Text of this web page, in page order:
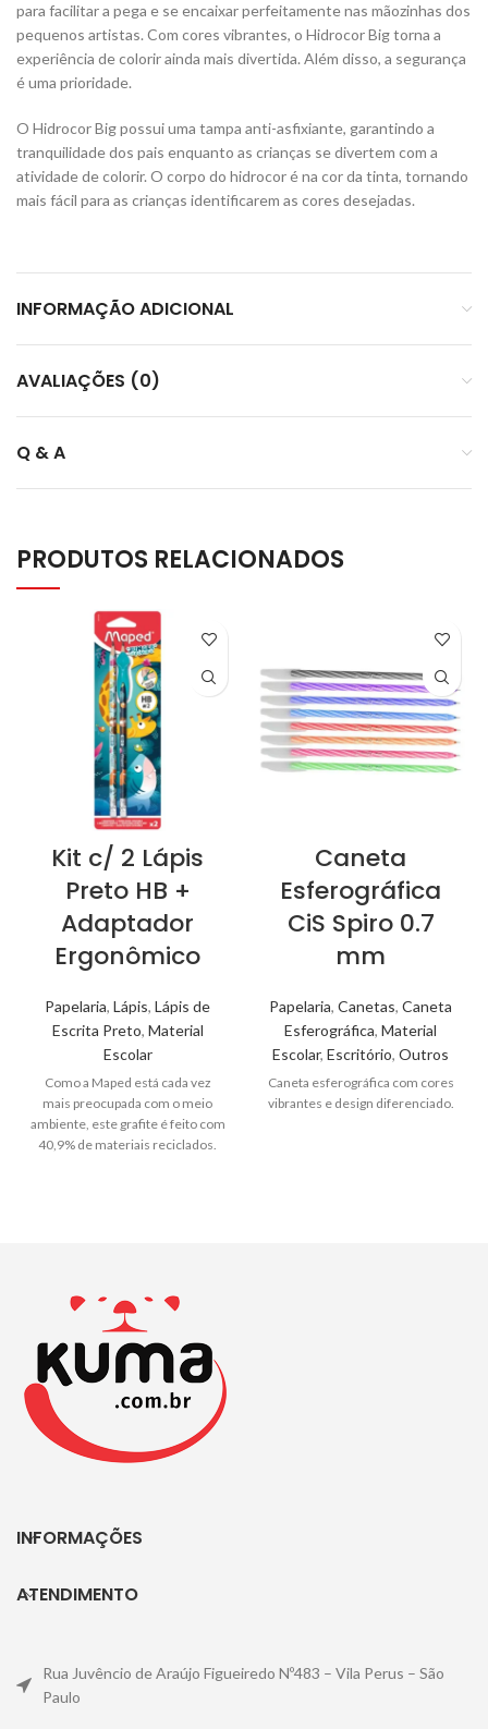
para facilitar a pega e se encaixar perfeitamente nas mãozinhas dos
pequenos artistas. Com cores vibrantes, o Hidrocor Big torna a
experiência de colorir ainda mais divertida. Além disso, a segurança
é uma prioridade.
O Hidrocor Big possui uma tampa anti-asfixiante, garantindo a
tranquilidade dos pais enquanto as crianças se divertem com a
atividade de colorir. O corpo do hidrocor é na cor da tinta, tornando
mais fácil para as crianças identificarem as cores desejadas.
INFORMAÇÃO ADICIONAL
AVALIAÇÕES (0)
Q & A
PRODUTOS RELACIONADOS
Kit c/ 2 Lápis
Preto HB +
Adaptador
Ergonômico
Papelaria, Lápis, Lápis de
Escrita Preto, Material
Escolar
Como a Maped está cada vez
mais preocupada com o meio
ambiente, este grafite é feito com
40,9% de materiais reciclados.
crianças a aprenderem a segurar
o lápis corretamente. Sua forma
ergonômica ajuda a dominar a
pegada tripé e o posicionamento
dos dedos.
Caneta
Esferográfica
CiS Spiro 0.7
mm
Papelaria, Canetas, Caneta
Esferográfica, Material
Escolar, Escritório, Outros
Caneta esferográfica com cores
vibrantes e design diferenciado.
INFORMAÇÕES
ATENDIMENTO
Rua Juvêncio de Araújo Figueiredo Nº483 – Vila Perus – São
Paulo